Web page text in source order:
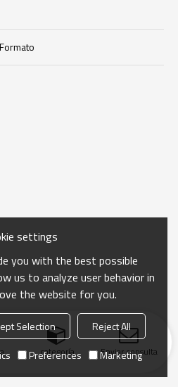
categoría Enviar consulta
settings
you with the best possible
us to analyze user behavior in
the website for you.
Selection
Reject All
Preferences Marketing